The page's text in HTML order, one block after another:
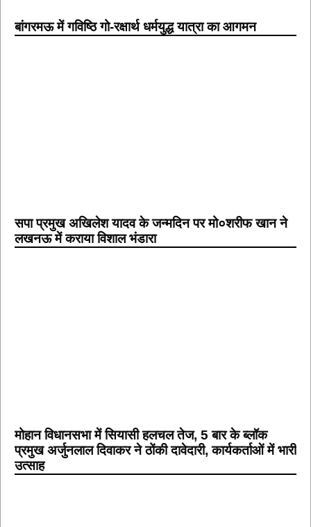
बांगरमऊ में गविष्ठि गो-रक्षार्थ धर्मयुद्ध यात्रा का आगमन
सपा प्रमुख अखिलेश यादव के जन्मदिन पर मो०शरीफ खान ने
लखनऊ में कराया विशाल भंडारा
मोहान विधानसभा में सियासी हलचल तेज, 5 बार के ब्लॉक
प्रमुख अर्जुनलाल दिवाकर ने ठोंकी दावेदारी, कार्यकर्ताओं में भारी
उत्साह